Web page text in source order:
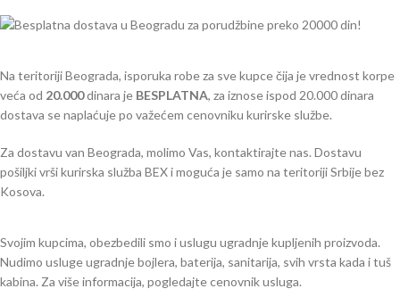
Na teritoriji Beograda, isporuka robe za sve kupce čija je vrednost korpe
veća od 20.000dinara je BESPLATNA, za iznose ispod 20.000 dinara
dostava se naplaćuje po važećem cenovniku kurirske službe.
Za dostavu van Beograda, molimo Vas, kontaktirajte nas. Dostavu
pošiljki vrši kurirska služba BEX i moguća je samo na teritoriji Srbije bez
Kosova.
Svojim kupcima, obezbedili smo i uslugu ugradnje kupljenih proizvoda.
Nudimo usluge ugradnje bojlera, baterija, sanitarija, svih vrsta kada i tuš
kabina. Za više informacija, pogledajte cenovnik usluga.